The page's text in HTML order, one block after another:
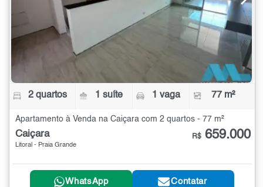
2 quartos 1 suíte 1 vaga 77 m²
Apartamento à Venda na Caiçara com 2 quartos - 77 m²
Caiçara
Litoral - Praia Grande
R$ 659.000
WhatsApp Contatar